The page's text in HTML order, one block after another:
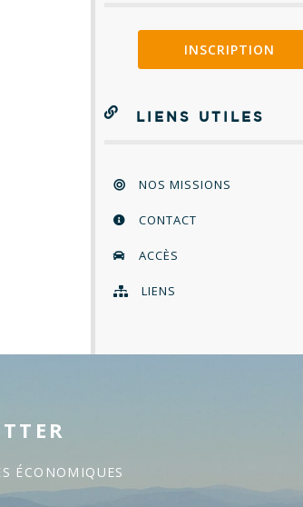
INSCRIPTION
LIENS UTILES
NOS MISSIONS
CONTACT
ACCÈS
LIENS
ÉCONOMIQUES